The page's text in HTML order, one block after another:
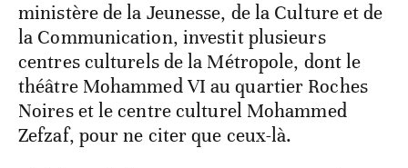
ministère de la Jeunesse, de la Culture et de
la Communication, investit plusieurs
centres culturels de la Métropole, dont le
théâtre Mohammed VI au quartier Roches
Noires et le centre culturel Mohammed
Zefzaf, pour ne citer que ceux-là.